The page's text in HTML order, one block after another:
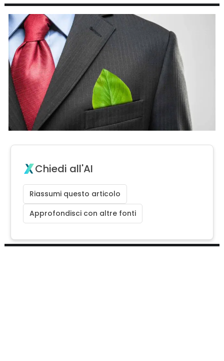
Chiedi all'AI
Riassumi questo articolo
Approfondisci con altre fonti